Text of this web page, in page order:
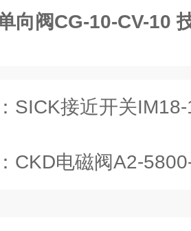
向阀CG-10-CV-10
SICK接近开关IM18-
CKD电磁阀A2-5800-